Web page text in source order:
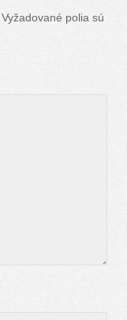
Vyžadované polia sú